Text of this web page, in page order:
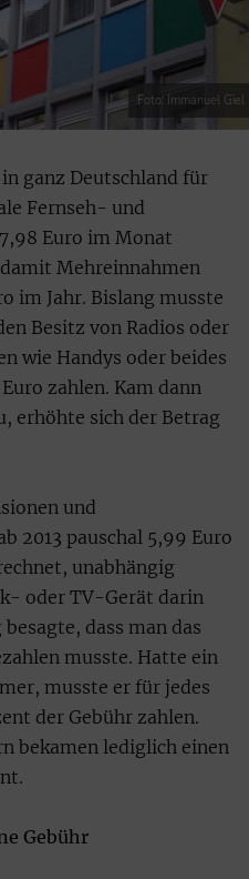
Foto: Immanuel Giel
in ganz Deutschland für
Fernseh- und
Euro im Monat
Mehreinnahmen
im Jahr. Bislang musste
Besitz von Radios oder
wie Handys oder beides
zahlen. Kam dann
erhöhte sich der Betrag
und
2013 pauschal 5,99 Euro
unabhängig
oder TV-Gerät darin
dass man das
musste. Hatte ein
musste er für jedes
der Gebühr zahlen.
bekamen lediglich einen
Gebühr